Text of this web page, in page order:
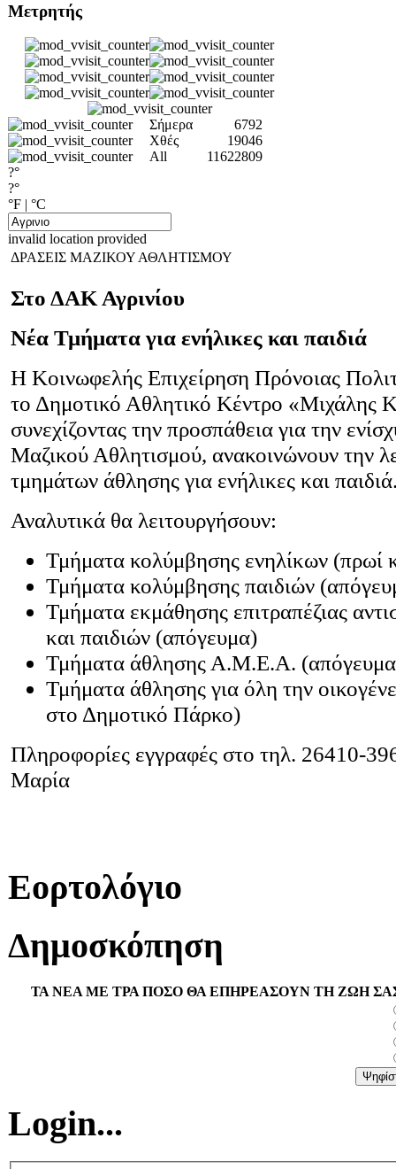
Μετρητής
Σήμερα
6792
Χθές
19046
All
11622809
?°
?°
°F | °C
invalid location provided
ΔΡΑΣΕΙΣ ΜΑΖΙΚΟΥ ΑΘΛΗΤΙΣΜΟΥ
Στο ΔΑΚ Αγρινίου
Νέα Τμήματα για ενήλικες και παιδιά
Η Κοινωφελής Επιχείρηση Πρόνοιας
το Δημοτικό Αθλητικό Κέντρο «Μιχάλης
συνεχίζοντας την προσπάθεια για την
Μαζικού Αθλητισμού, ανακοινώνουν την
τμημάτων άθλησης για ενήλικες και
Αναλυτικά θα λειτουργήσουν:
Τμήματα κολύμβησης ενηλίκων (πρωί
Τμήματα κολύμβησης παιδιών
Τμήματα εκμάθησης επιτραπέζιας
και παιδιών (απόγευμα)
Τμήματα άθλησης Α.Μ.Ε.Α.
Τμήματα άθλησης για όλη την
στο Δημοτικό Πάρκο)
Πληροφορίες εγγραφές στο τηλ. 26410-
Μαρία
Εορτολόγιο
Δημοσκόπηση
ΤΑ ΝΕΑ ΜΕ ΤΡΑ ΠΟΣΟ ΘΑ ΕΠΗΡΕΑΣΟΥΝ ΤΗ ΖΩΗ
Login...